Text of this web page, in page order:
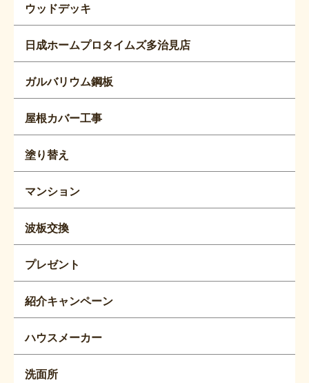
ウッドデッキ
日成ホームプロタイムズ多治見店
ガルバリウム鋼板
屋根カバー工事
塗り替え
マンション
波板交換
プレゼント
紹介キャンペーン
ハウスメーカー
洗面所